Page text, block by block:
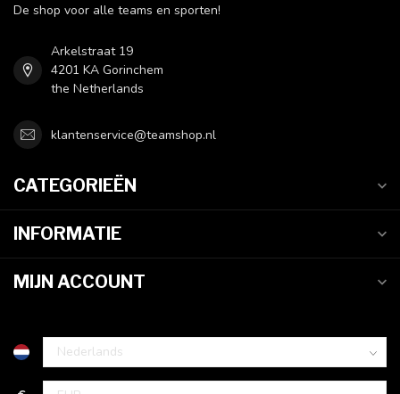
De shop voor alle teams en sporten!
Arkelstraat 19
4201 KA Gorinchem
the Netherlands
klantenservice@teamshop.nl
CATEGORIEËN
INFORMATIE
MIJN ACCOUNT